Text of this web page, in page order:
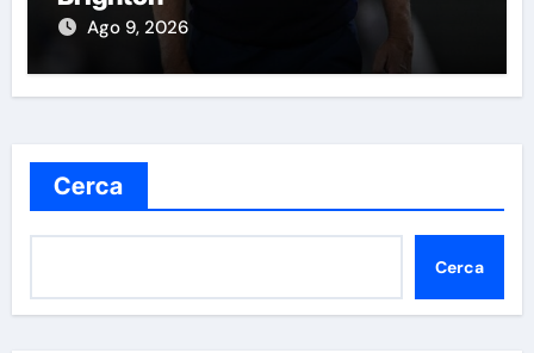
Ago 9, 2026
Cerca
Cerca